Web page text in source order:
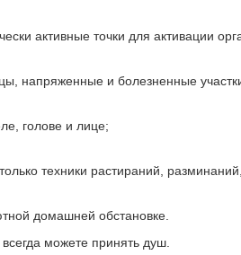
активные точки для активации
напряженные и болезненные
голове и лице;
техники растираний, разминаний,
домашней обстановке.
можете принять душ.